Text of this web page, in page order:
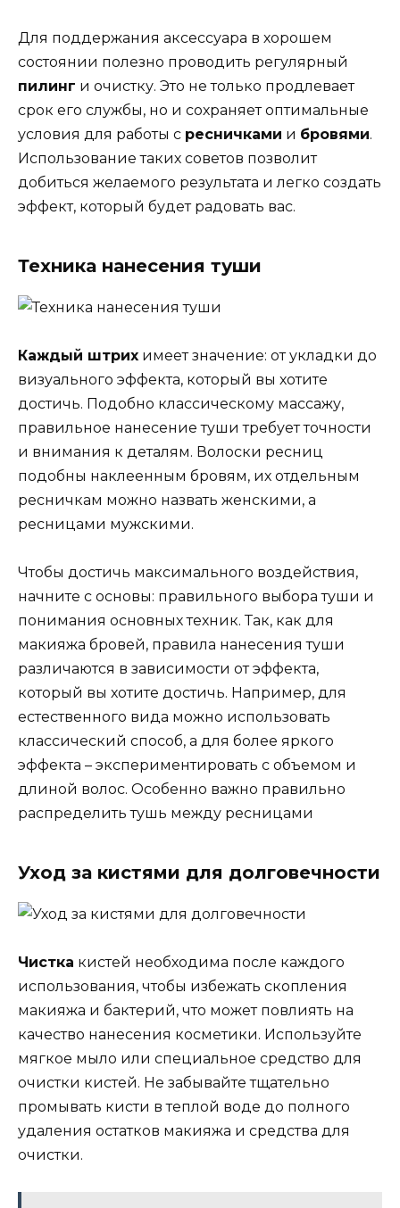
Для поддержания аксессуара в хорошем
состоянии полезно проводить регулярный
пилинг и очистку. Это не только продлевает
срок его службы, но и сохраняет оптимальные
условия для работы с ресничками и бровями.
Использование таких советов позволит
добиться желаемого результата и легко создать
эффект, который будет радовать вас.
Техника нанесения туши
Каждый штрих имеет значение: от укладки до
визуального эффекта, который вы хотите
достичь. Подобно классическому массажу,
правильное нанесение туши требует точности
и внимания к деталям. Волоски ресниц
подобны наклеенным бровям, их отдельным
ресничкам можно назвать женскими, а
ресницами мужскими.
Чтобы достичь максимального воздействия,
начните с основы: правильного выбора туши и
понимания основных техник. Так, как для
макияжа бровей, правила нанесения туши
различаются в зависимости от эффекта,
который вы хотите достичь. Например, для
естественного вида можно использовать
классический способ, а для более яркого
эффекта – экспериментировать с объемом и
длиной волос. Особенно важно правильно
распределить тушь между ресницами
Уход за кистями для долговечности
Чистка кистей необходима после каждого
использования, чтобы избежать скопления
макияжа и бактерий, что может повлиять на
качество нанесения косметики. Используйте
мягкое мыло или специальное средство для
очистки кистей. Не забывайте тщательно
промывать кисти в теплой воде до полного
удаления остатков макияжа и средства для
очистки.